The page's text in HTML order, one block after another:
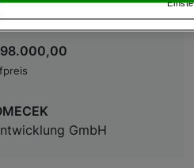
mit kleinem
GmbH
Einstellungen“, die sich auf jeder Seite
und unsere Partner verarbeiten
genauer Standortdaten.